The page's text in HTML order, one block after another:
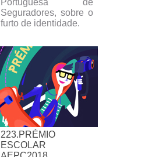
Portuguesa de
Seguradores, sobre o
furto de identidade.
223.PRÉMIO
ESCOLAR